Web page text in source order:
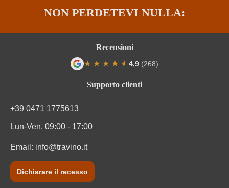
NON PERDETEVI NULLA:
Supporto clienti
+39 0471 1775613
Lun-Ven, 09:00 - 17:00
Email: info@travino.it
Dichiarare il recesso
Recensioni
★ ★ ★ ★ ★
★ 4,9 (268)